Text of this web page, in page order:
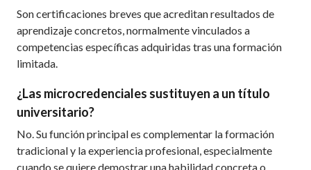
Son certificaciones breves que acreditan resultados de
aprendizaje concretos, normalmente vinculados a
competencias específicas adquiridas tras una formación
limitada.
¿Las microcredenciales sustituyen a un título
universitario?
No. Su función principal es complementar la formación
tradicional y la experiencia profesional, especialmente
cuando se quiere demostrar una habilidad concreta o